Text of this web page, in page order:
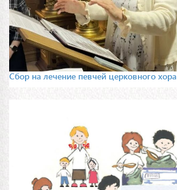
Сбор на лечение певчей церковного хора